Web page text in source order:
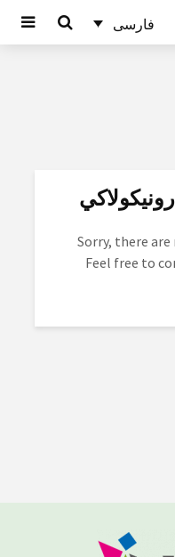
فارسی
Sorry, there
Feel free to